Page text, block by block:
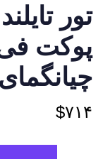
پوکت
چیانگمای
$۷۱۴